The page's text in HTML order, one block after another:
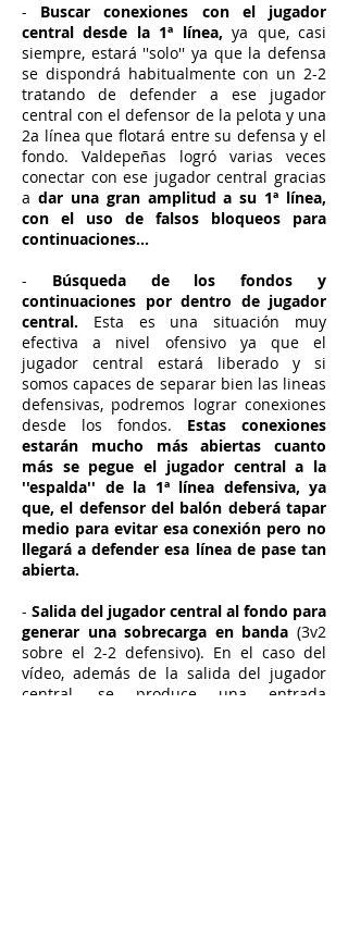
- Buscar conexiones con el jugador
central desde la 1ª línea, ya que, casi
siempre, estará ''solo'' ya que la defensa
se dispondrá habitualmente con un 2-2
tratando de defender a ese jugador
central con el defensor de la pelota y una
2a línea que flotará entre su defensa y el
fondo. Valdepeñas logró varias veces
conectar con ese jugador central gracias
a dar una gran amplitud a su 1ª línea,
con el uso de falsos bloqueos para
continuaciones...
- Búsqueda de los fondos y
continuaciones por dentro de jugador
central. Esta es una situación muy
efectiva a nivel ofensivo ya que el
jugador central estará liberado y si
somos capaces de separar bien las lineas
defensivas, podremos lograr conexiones
desde los fondos. Estas conexiones
estarán mucho más abiertas cuanto
más se pegue el jugador central a la
''espalda'' de la 1ª línea defensiva, ya
que, el defensor del balón deberá tapar
medio para evitar esa conexión pero no
llegará a defender esa línea de pase tan
abierta.
- Salida del jugador central al fondo para
generar una sobrecarga en banda (3v2
sobre el 2-2 defensivo). En el caso del
vídeo, además de la salida del jugador
central, se produce una entrada